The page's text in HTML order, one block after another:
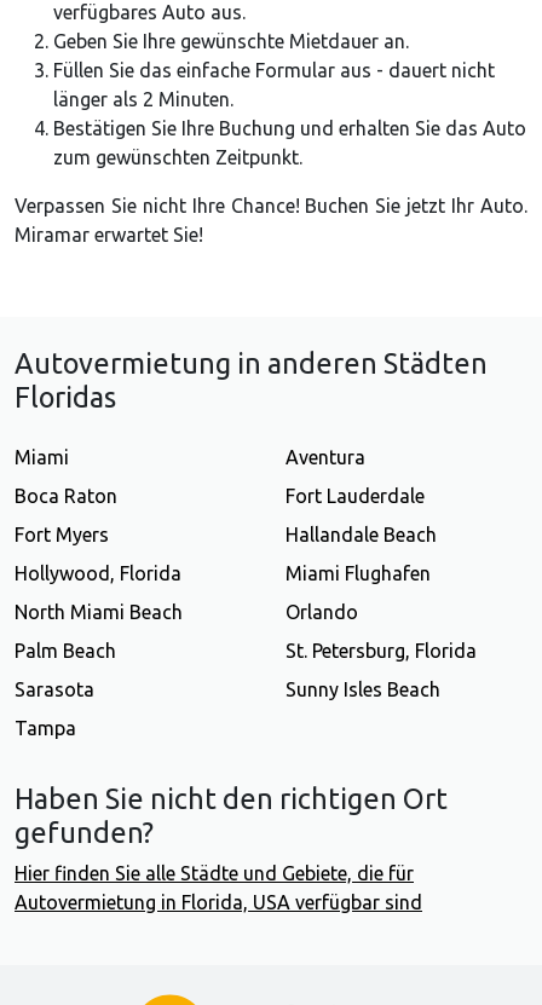
verfügbares Auto aus.
Geben Sie Ihre gewünschte Mietdauer an.
Füllen Sie das einfache Formular aus - dauert nicht
länger als 2 Minuten.
Bestätigen Sie Ihre Buchung und erhalten Sie das Auto
zum gewünschten Zeitpunkt.
Verpassen Sie nicht Ihre Chance! Buchen Sie jetzt Ihr Auto.
Miramar erwartet Sie!
Autovermietung in anderen Städten
Floridas
Miami
Aventura
Boca Raton
Fort Lauderdale
Fort Myers
Hallandale Beach
Hollywood, Florida
Miami Flughafen
North Miami Beach
Orlando
Palm Beach
St. Petersburg, Florida
Sarasota
Sunny Isles Beach
Tampa
Haben Sie nicht den richtigen Ort
gefunden?
Hier finden Sie alle Städte und Gebiete, die für
Autovermietung in Florida, USA verfügbar sind